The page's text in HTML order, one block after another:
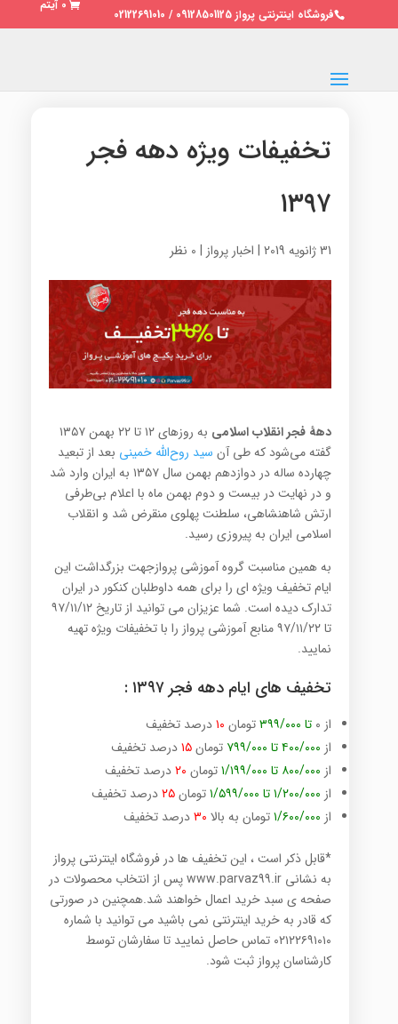
فروشگاه اینترنتی پرواز 09128501125 / 02122691010
0 آیتم
تخفیفات ویژه دهه فجر
۱۳۹۷
31 ژانویه 2019 | اخبار پرواز | 0 نظر
دههٔ فجر انقلاب اسلامی
به روزهای ۱۲ تا ۲۲ بهمن ۱۳۵۷
گفته می‌شود که طی آن سید روح‌الله خمینی بعد از تبعید
چهارده ساله در دوازدهم بهمن سال ۱۳۵۷ به ایران وارد شد
و در نهایت در بیست و دوم بهمن ماه با اعلام بی‌طرفی
ارتش شاهنشاهی، سلطنت پهلوی منقرض شد و انقلاب
اسلامی ایران به پیروزی رسید.
به همین مناسبت گروه آموزشی پروازجهت بزرگداشت این
ایام تخفیف ویژه ای را برای همه داوطلبان کنکور در ایران
تدارک دیده است. شما عزیزان می توانید از تاریخ ۹۷/۱۱/۱۲
تا ۹۷/۱۱/۲۲ منابع آموزشی پرواز را با تخفیفات ویژه تهیه
نمایید.
تخفیف های ایام دهه فجر ۱۳۹۷ :
از ۰ تا ۳۹۹/۰۰۰ تومان ۱۰درصد تخفیف
از ۴۰۰/۰۰۰ تا ۷۹۹/۰۰۰ تومان۱۵درصد تخفیف
از
تومان ۲۰درصد تخفیف
از ۱/۲۰۰/۰۰۰ تا ۱/۵۹۹/۰۰۰ تومان۲۵درصد تخفیف
از ۱/۶۰۰/۰۰۰تومان به بالا ۳۰درصد تخفیف
*قابل ذکر است ، این تخفیف ها در فروشگاه اینترنتی پرواز
به نشانی www.parvaz99.ir پس از انتخاب محصولات در
صفحه ی سبد خرید اعمال خواهند شد.همچنین در صورتی
که قادر به خرید اینترنتی نمی باشید می توانید با شماره
۰۲۱۲۲۶۹۱۰۱۰ تماس حاصل نمایید تا سفارشان توسط
کارشناسان پرواز ثبت شود.